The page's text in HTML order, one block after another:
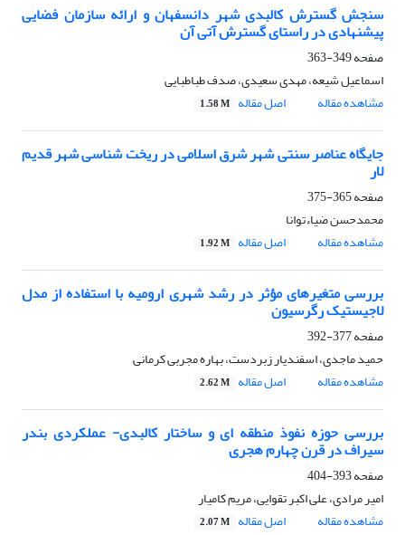
سنجش گسترش کالبدی شهر دانسفهان و ارائه سازمان فضایی
پیشنهادی در راستای گسترش آتی آن
صفحه349-363
اسماعیل شیعه، مهدی سعیدی، صدف طباطبایی
مشاهده مقاله
اصل مقاله 1.58 M
جایگاه عناصر سنتی شهر شرق اسلامی در ریخت شناسی شهر قدیم
لار
صفحه365-375
محمدحسن ضیاءتوانا
مشاهده مقاله
اصل مقاله 1.92 M
بررسی متغیرهای مؤثر در رشد شهری ارومیه با استفاده از مدل
لاجیستیک رگرسیون
صفحه377-392
حمید ماجدی، اسفندیار زبردست، بهاره مجربی کرمانی
مشاهده مقاله
اصل مقاله 2.62 M
بررسی حوزه نفوذ منطقه ای و ساختار کالبدی- عملکردی بندر
سیراف در قرن چهارم هجری
صفحه393-404
امیر مرادی، علی اکبر تقوایی، مریم کامیار
مشاهده مقاله
اصل مقاله 2.07 M